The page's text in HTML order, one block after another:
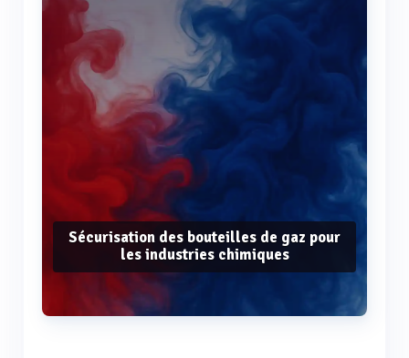
Sécurisation des bouteilles de gaz pour
les industries chimiques